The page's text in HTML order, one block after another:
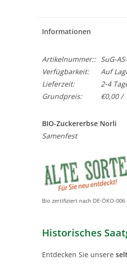
Informationen
Artikelnummer::
SuG-
Verfügbarkeit:
Auf
Lieferzeit:
2-4
Grundpreis:
€0,00 /
BIO-Zuckererbse Norli
Samenfest
Bio zertifiziert nach DE-ÖKO-006
Historisches
Entdecken Sie unsere